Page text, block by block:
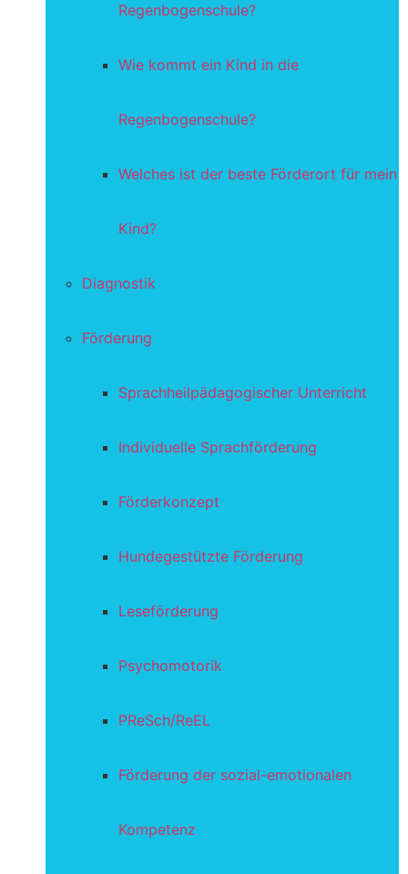
Regenbogenschule?
Wie kommt ein Kind in die
Regenbogenschule?
Welches ist der beste Förderort für mein
Kind?
Diagnostik
Förderung
Sprachheilpädagogischer Unterricht
Individuelle Sprachförderung
Förderkonzept
Hundegestützte Förderung
Leseförderung
Psychomotorik
PReSch/ReEL
Förderung der sozial-emotionalen
Kompetenz